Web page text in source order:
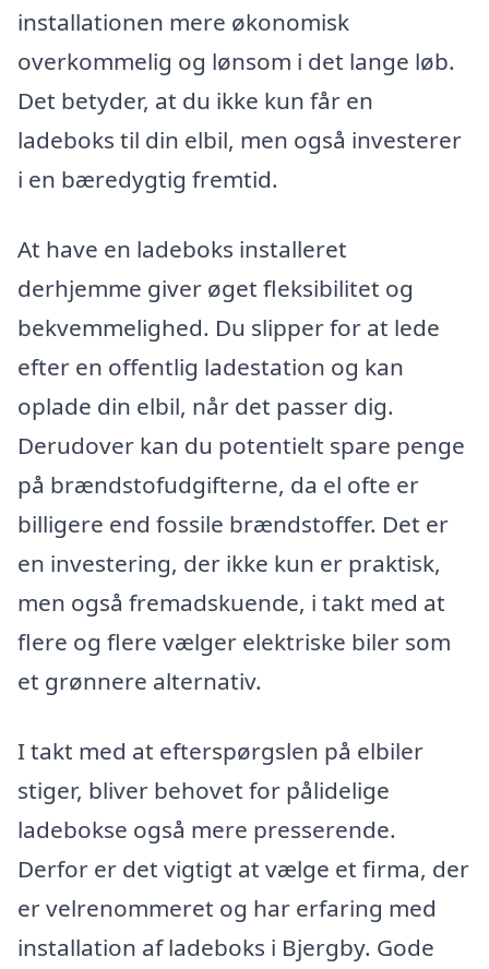
installationen mere økonomisk
overkommelig og lønsom i det lange løb.
Det betyder, at du ikke kun får en
ladeboks til din elbil, men også investerer
i en bæredygtig fremtid.
At have en ladeboks installeret
derhjemme giver øget fleksibilitet og
bekvemmelighed. Du slipper for at lede
efter en offentlig ladestation og kan
oplade din elbil, når det passer dig.
Derudover kan du potentielt spare penge
på brændstofudgifterne, da el ofte er
billigere end fossile brændstoffer. Det er
en investering, der ikke kun er praktisk,
men også fremadskuende, i takt med at
flere og flere vælger elektriske biler som
et grønnere alternativ.
I takt med at efterspørgslen på elbiler
stiger, bliver behovet for pålidelige
ladebokse også mere presserende.
Derfor er det vigtigt at vælge et firma, der
er velrenommeret og har erfaring med
installation af ladeboks i Bjergby. Gode